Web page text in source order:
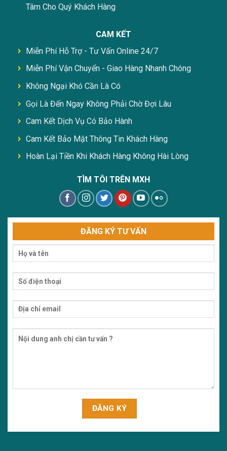
Tâm Cho Quý Khách Hàng
CAM KẾT
Miễn Phí Hỗ Trợ - Tư Vấn Online 24/7
Miễn Phí Vận Chuyển - Giao Hàng Nhanh Chóng
Không Ngại Khó Cần Là Có
Gọi Là Đến Ngay Không Phải Chờ Đợi Lâu
Cam Kết Dịch Vụ Có Bảo Hành
Cam Kết Bảo Mật Thông Tin Khách Hàng
Hoàn Lại Tiền Khi Khách Hàng Không Hài Lòng
TÌM TÔI TRÊN MXH
ĐĂNG KÝ TƯ VẤN